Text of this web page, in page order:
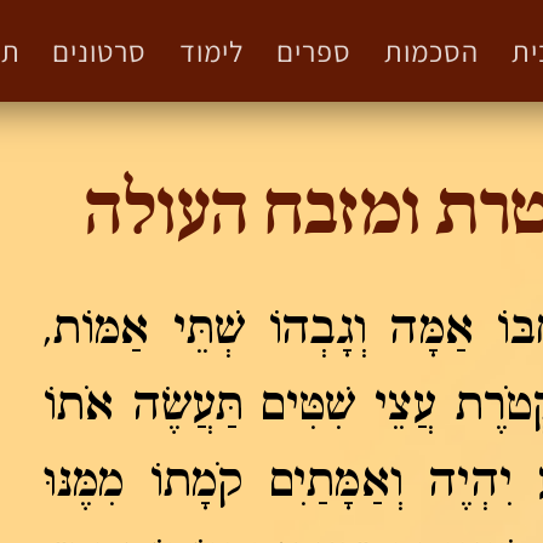
הסכמות ספרים לימוד סרטונים
ומזבח העולה
אַמָּה וְגָבְהוֹ שְׁתֵּי אַמּוֹת,
עֲצֵי שִׁטִּים תַּעֲשֶׂה אֹתוֹ
וְאַמָּתַיִם קֹמָתוֹ מִמֶּנּוּ